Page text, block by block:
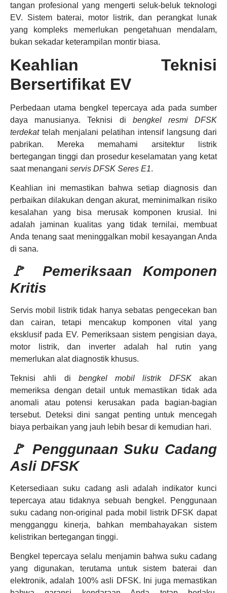
tangan profesional yang mengerti seluk-beluk teknologi
EV. Sistem baterai, motor listrik, dan perangkat lunak
yang kompleks memerlukan pengetahuan mendalam,
bukan sekadar keterampilan montir biasa.
Keahlian Teknisi
Bersertifikat EV
Perbedaan utama bengkel tepercaya ada pada sumber
daya manusianya. Teknisi di bengkel resmi DFSK
terdekattelah menjalani pelatihan intensif langsung dari
pabrikan. Mereka memahami arsitektur listrik
bertegangan tinggi dan prosedur keselamatan yang ketat
saat menangani servis DFSK Seres E1.
Keahlian ini memastikan bahwa setiap diagnosis dan
perbaikan dilakukan dengan akurat, meminimalkan risiko
kesalahan yang bisa merusak komponen krusial. Ini
adalah jaminan kualitas yang tidak ternilai, membuat
Anda tenang saat meninggalkan mobil kesayangan Anda
di sana.
🚩 Pemeriksaan Komponen
Kritis
Servis mobil listrik tidak hanya sebatas pengecekan ban
dan cairan, tetapi mencakup komponen vital yang
eksklusif pada EV. Pemeriksaan sistem pengisian daya,
motor listrik, dan inverter adalah hal rutin yang
memerlukan alat diagnostik khusus.
Teknisi ahli di bengkel mobil listrik DFSKakan
memeriksa dengan detail untuk memastikan tidak ada
anomali atau potensi kerusakan pada bagian-bagian
tersebut. Deteksi dini sangat penting untuk mencegah
biaya perbaikan yang jauh lebih besar di kemudian hari.
🚩 Penggunaan Suku Cadang
Asli DFSK
Ketersediaan suku cadang asli adalah indikator kunci
tepercaya atau tidaknya sebuah bengkel. Penggunaan
suku cadang non-original pada mobil listrik DFSK dapat
mengganggu kinerja, bahkan membahayakan sistem
kelistrikan bertegangan tinggi.
Bengkel tepercaya selalu menjamin bahwa suku cadang
yang digunakan, terutama untuk sistem baterai dan
elektronik, adalah 100% asli DFSK. Ini juga memastikan